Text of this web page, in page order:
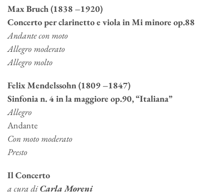
Max Bruch (1838 –1920)
Concerto per clarinetto e viola in Mi minore op.88
Andante con moto
Allegro moderato
Allegro molto
Felix Mendelssohn (1809 –1847)
Sinfonia n. 4 in la maggiore op.90, “Italiana”
Allegro
Andante
Con moto moderato
Presto
Il Concerto
a cura diCarla Moreni